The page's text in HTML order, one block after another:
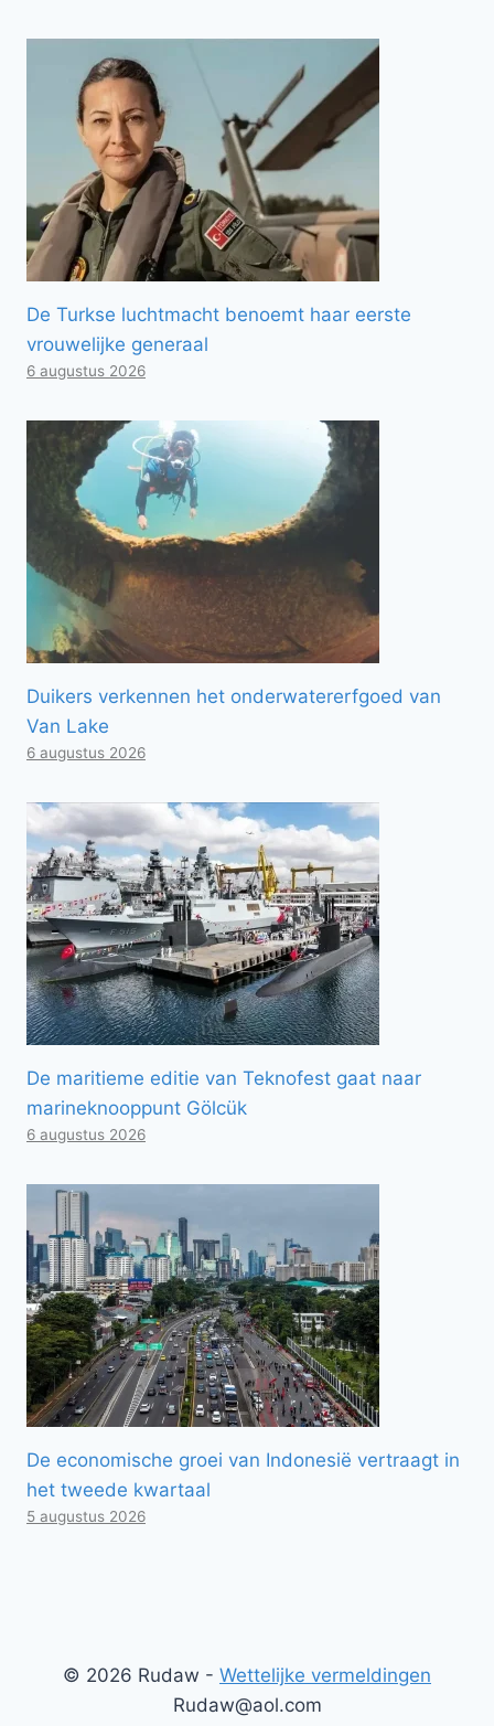
De Turkse luchtmacht benoemt haar eerste
vrouwelijke generaal
6 augustus 2026
Duikers verkennen het onderwatererfgoed van
Van Lake
6 augustus 2026
De maritieme editie van Teknofest gaat naar
marineknooppunt Gölcük
6 augustus 2026
De economische groei van Indonesië vertraagt ​​in
het tweede kwartaal
5 augustus 2026
© 2026 Rudaw - Wettelijke vermeldingen
Rudaw@aol.com